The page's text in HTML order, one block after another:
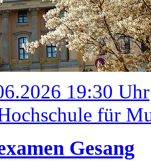
19:30 Uhr
für
Gesang